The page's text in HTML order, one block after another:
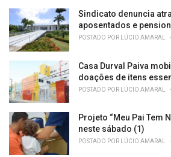
Sindicato denuncia
aposentados e
POSTADO POR LÚCIO AMARAL
Casa Durval Paiva
doações de itens
POSTADO POR LÚCIO AMARAL
Projeto “Meu Pai Tem
neste sábado (1)
POSTADO POR LÚCIO AMARAL